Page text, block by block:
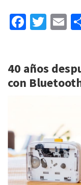
Fa
o
o
T
er
E
l
40 años
con